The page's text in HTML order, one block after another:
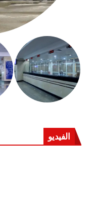
الفيديو